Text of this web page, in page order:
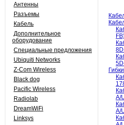
Антенны
Разъемы
Кабель
Дополнительное
оборудование
Специальные предложения
Ubiquiti Networks
Z-Com Wireless
Black dog
Pacific Wireless
Radiolab
DreamWiFi
Linksys
A/
A/